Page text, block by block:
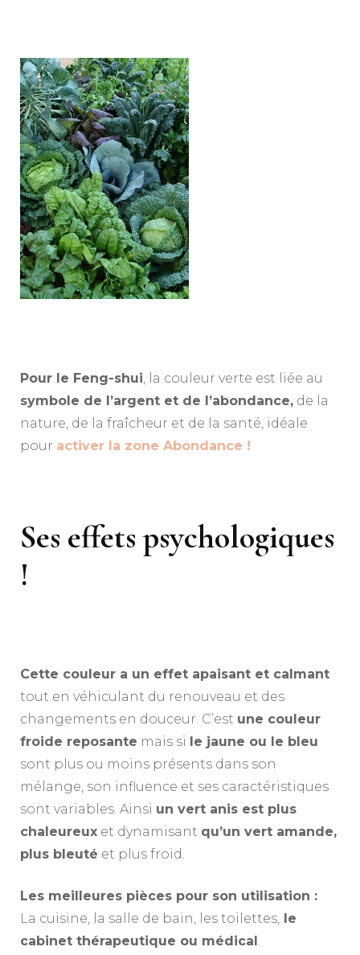
Pour le Feng-shui, la couleur verte est liée au
symbole de l’argent et de l’abondance, de la
nature, de la fraîcheur et de la santé, idéale
pour activer la zone Abondance !
Ses effets psychologiques
!
Cette couleur a un effet apaisant et calmant
tout en véhiculant du renouveau et des
changements en douceur. C’est une couleur
froide reposante mais si le jaune ou le bleu
sont plus ou moins présents dans son
mélange, son influence et ses caractéristiques
sont variables. Ainsi un vert anis est plus
chaleureux et dynamisant qu’un vert amande,
plus bleuté et plus froid.
Les meilleures pièces pour son utilisation :
La cuisine, la salle de bain, les toilettes, le
cabinet thérapeutique ou médical